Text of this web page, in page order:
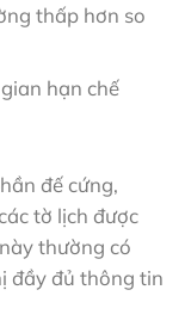
thấp hơn so
hạn chế
đế cứng,
tờ lịch được
thường có
đầy đủ thông tin